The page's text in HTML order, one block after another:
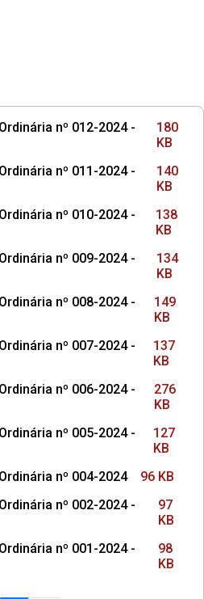
nº 012-2024 -
180
KB
nº 011-2024 -
140
KB
nº 010-2024 -
138
KB
nº 009-2024 -
134
KB
nº 008-2024 -
149
KB
nº 007-2024 -
137
KB
nº 006-2024 -
276
KB
nº 005-2024 -
127
KB
nº 004-2024
96 KB
nº 002-2024 -
97
KB
nº 001-2024 -
98
KB